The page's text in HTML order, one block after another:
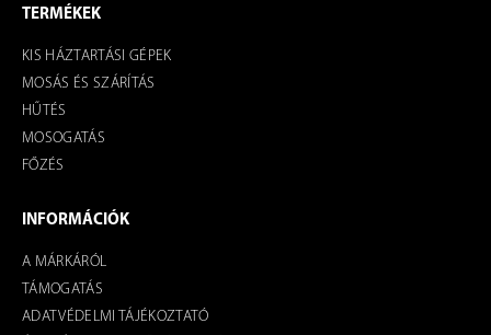
TERMÉKEK
KIS HÁZTARTÁSI GÉPEK
MOSÁS ÉS SZÁRÍTÁS
HŰTÉS
MOSOGATÁS
FŐZÉS
INFORMÁCIÓK
A MÁRKÁRÓL
TÁMOGATÁS
ADATVÉDELMI TÁJÉKOZTATÓ